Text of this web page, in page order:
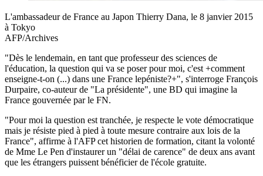
L'ambassadeur de France au Japon Thierry Dana, le 8 janvier 2015
à Tokyo
AFP/Archives
"Dès le lendemain, en tant que professeur des sciences de
l'éducation, la question qui va se poser pour moi, c'est +comment
enseigne-t-on (...) dans une France lepéniste?+", s'interroge François
Durpaire, co-auteur de "La présidente", une BD qui imagine la
France gouvernée par le FN.
"Pour moi la question est tranchée, je respecte le vote démocratique
mais je résiste pied à pied à toute mesure contraire aux lois de la
France", affirme à l'AFP cet historien de formation, citant la volonté
de Mme Le Pen d'instaurer un "délai de carence" de deux ans avant
que les étrangers puissent bénéficier de l'école gratuite.